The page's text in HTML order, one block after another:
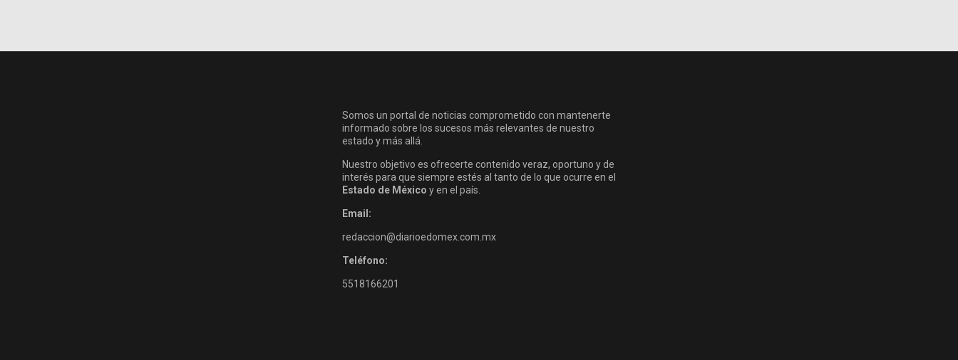
Somos un portal de noticias comprometido con mantenerte
informado sobre los sucesos más relevantes de nuestro
estado y más allá.
Nuestro objetivo es ofrecerte contenido veraz, oportuno y de
interés para que siempre estés al tanto de lo que ocurre en el
Estado de México y en el país.
Email:
redaccion@diarioedomex.com.mx
Teléfono:
5518166201